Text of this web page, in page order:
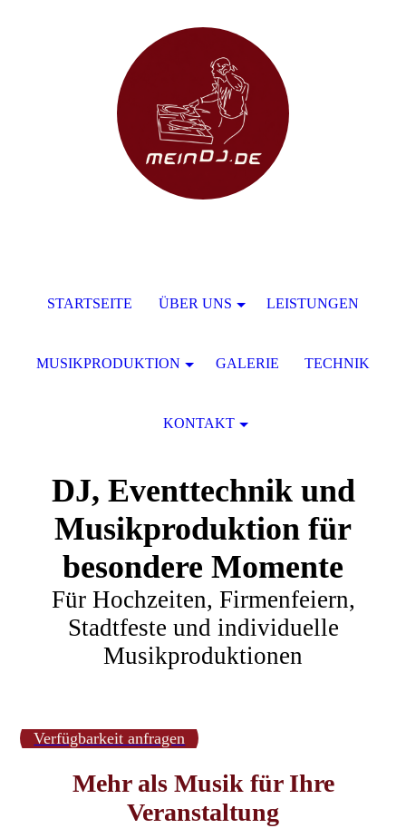
DJ, Eventtechnik und
Musikproduktion für
besondere Momente
Für Hochzeiten, Firmenfeiern,
Stadtfeste und individuelle
Musikproduktionen
Verfügbarkeit anfragen
Mehr als Musik für Ihre
Veranstaltung
STARTSEITE ÜBER UNS LEISTUNGEN
MUSIKPRODUKTION GALERIE TECHNIK
KONTAKT